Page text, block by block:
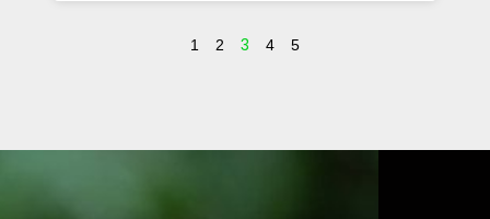
1 2 3 4 5